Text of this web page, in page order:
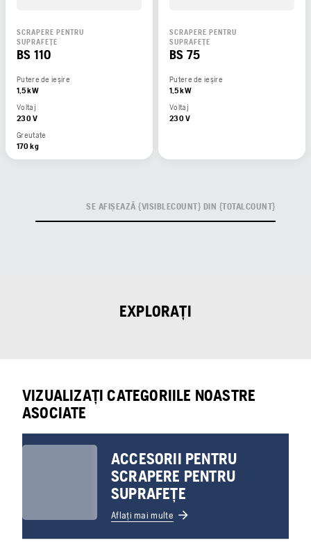
SCRAPERE PENTRU
SUPRAFEȚE
BS 110
Putere de ieșire
1,5 kW
Voltaj
230 V
Greutate
170 kg
SCRAPERE PENTRU
SUPRAFEȚE
BS 75
Putere de ieșire
1,5 kW
Voltaj
230 V
SE AFIȘEAZĂ {VISIBLECOUNT} DIN {TOTALCOUNT}
EXPLORAȚI
VIZUALIZAȚI CATEGORIILE NOASTRE
ASOCIATE
ACCESORII PENTRU
SCRAPERE PENTRU
SUPRAFEȚE
Aflați mai multe